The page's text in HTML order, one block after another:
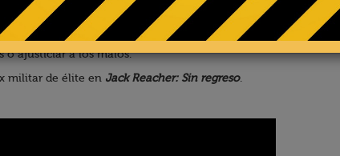
estar por encima de la ley, una persona como Jack Reacher
o ajusticiar a los malos.
militar de élite en Jack Reacher: Sin regreso.